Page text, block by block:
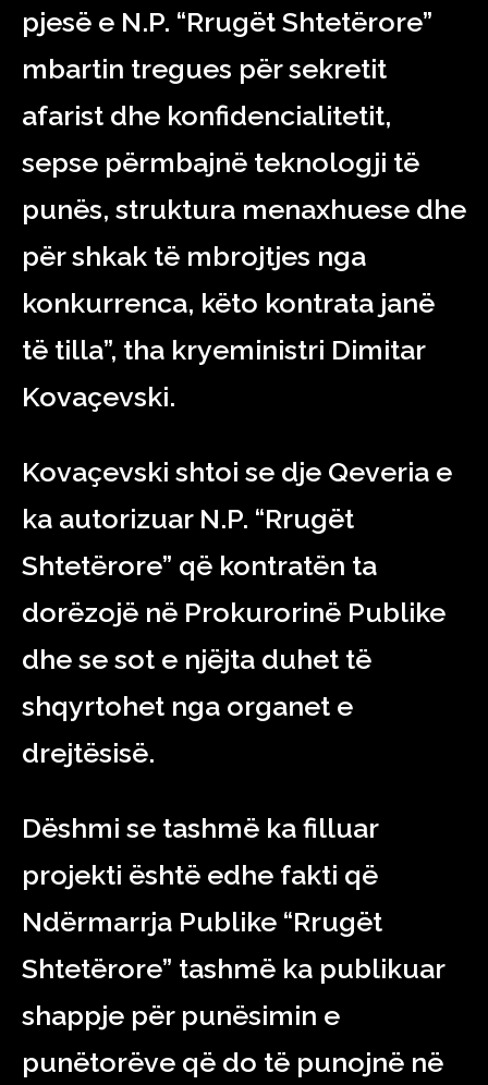
pjesë e N.P. “Rrugët Shtetërore”
mbartin tregues për sekretit
afarist dhe konfidencialitetit,
sepse përmbajnë teknologji të
punës, struktura menaxhuese dhe
për shkak të mbrojtjes nga
konkurrenca, këto kontrata janë
të tilla”, tha kryeministri Dimitar
Kovaçevski.
Kovaçevski shtoi se dje Qeveria e
ka autorizuar N.P. “Rrugët
Shtetërore” që kontratën ta
dorëzojë në Prokurorinë Publike
dhe se sot e njëjta duhet të
shqyrtohet nga organet e
drejtësisë.
Dëshmi se tashmë ka filluar
projekti është edhe fakti që
Ndërmarrja Publike “Rrugët
Shtetërore” tashmë ka publikuar
shappje për punësimin e
punëtorëve që do të punojnë në